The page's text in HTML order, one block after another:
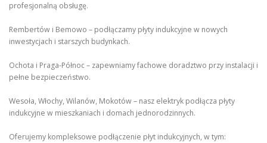
profesjonalną obsługę.
Rembertów i Bemowo – podłączamy płyty indukcyjne w nowych
inwestycjach i starszych budynkach.
Ochota i Praga-Północ – zapewniamy fachowe doradztwo przy instalacji i
pełne bezpieczeństwo.
Wesoła, Włochy, Wilanów, Mokotów – nasz elektryk podłącza płyty
indukcyjne w mieszkaniach i domach jednorodzinnych.
Oferujemy kompleksowe podłączenie płyt indukcyjnych, w tym: